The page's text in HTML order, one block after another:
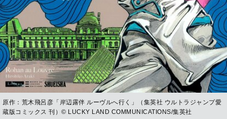
原作：荒木飛呂彦「岸辺露伴 ルーヴルへ行く」（集英社 ウルトラジャンプ愛
蔵版コミックス 刊）© LUCKY LAND COMMUNICATIONS/集英社